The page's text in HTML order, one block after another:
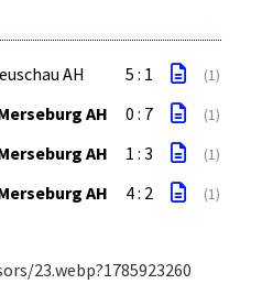
AH 5 : 1 (1)
AH 0 : 7 (1)
AH 1 : 3 (1)
AH 4 : 2 (1)
23.webp?1785923260